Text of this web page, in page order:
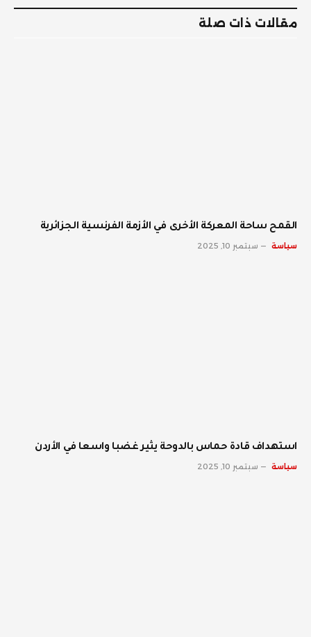
مقالات ذات صلة
القمح ساحة المعركة الأخرى في الأزمة الفرنسية الجزائرية
سياسة سبتمبر 10, 2025
استهداف قادة حماس بالدوحة يثير غضبا واسعا في الأردن
سياسة سبتمبر 10, 2025